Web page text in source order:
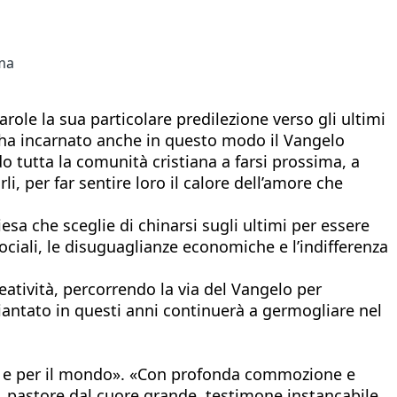
la sua particolare predilezione verso gli ultimi
incarnato anche in questo modo il Vangelo
tutta la comunità cristiana a farsi prossima, a
per far sentire loro il calore dell’amore che
che sceglie di chinarsi sugli ultimi per essere
le disuguaglianze economiche e l’indifferenza
percorrendo la via del Vangelo per
in questi anni continuerà a germogliare nel
per il mondo». «Con profonda commozione e